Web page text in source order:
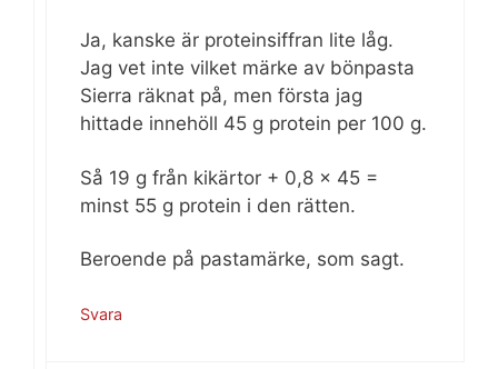
Ja, kanske är proteinsiffran lite låg.
Jag vet inte vilket märke av bönpasta
Sierra räknat på, men första jag
hittade innehöll 45 g protein per 100 g.
Så 19 g från kikärtor + 0,8 x 45 =
minst 55 g protein i den rätten.
Beroende på pastamärke, som sagt.
Svara